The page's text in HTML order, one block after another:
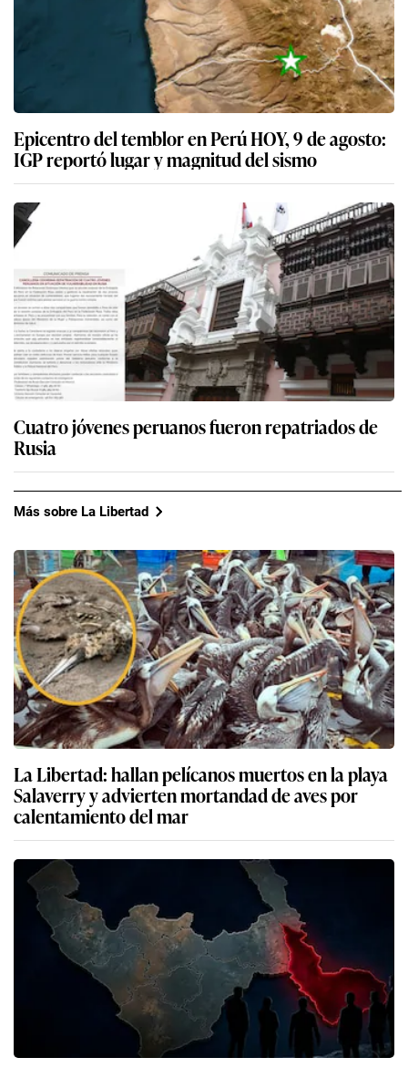
Epicentro del temblor en Perú HOY, 9 de agosto:
IGP reportó lugar y magnitud del sismo
Cuatro jóvenes peruanos fueron repatriados de
Rusia
Más sobre La Libertad
La Libertad: hallan pelícanos muertos en la playa
Salaverry y advierten mortandad de aves por
calentamiento del mar